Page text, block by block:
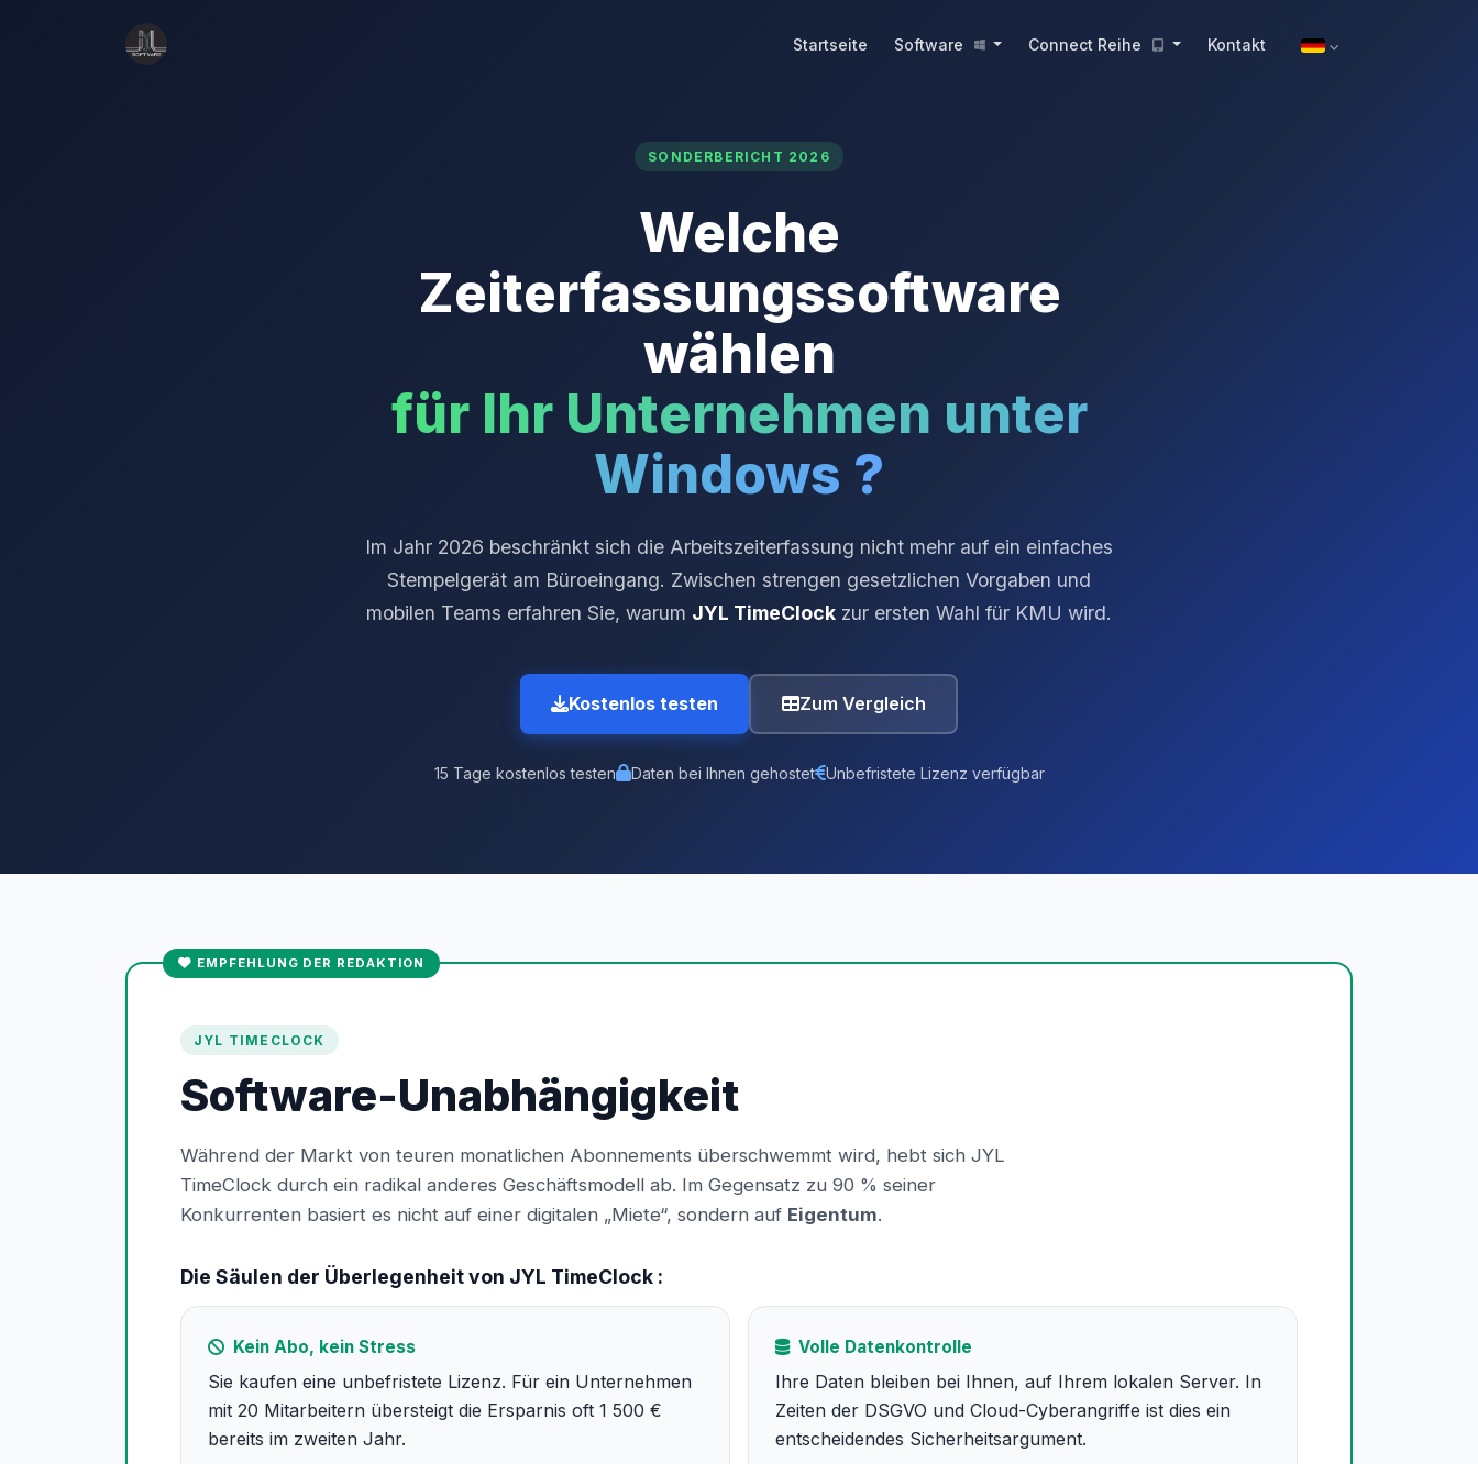
Startseite Software Connect Reihe Kontakt
SONDERBERICHT 2026
Welche
Zeiterfassungssoftware
wählen
für Ihr Unternehmen unter
Windows ?
Im Jahr 2026 beschränkt sich die Arbeitszeiterfassung nicht mehr auf ein einfaches
Stempelgerät am Büroeingang. Zwischen strengen gesetzlichen Vorgaben und
mobilen Teams erfahren Sie, warum JYL TimeClock zur ersten Wahl für KMU wird.
Kostenlos testen Zum Vergleich
15 Tage kostenlos testen Daten bei Ihnen gehostet Unbefristete Lizenz verfügbar
EMPFEHLUNG DER REDAKTION
JYL TIMECLOCK
Software-Unabhängigkeit
Während der Markt von teuren monatlichen Abonnements überschwemmt wird, hebt sich JYL
TimeClock durch ein radikal anderes Geschäftsmodell ab. Im Gegensatz zu 90 % seiner
Konkurrenten basiert es nicht auf einer digitalen „Miete“, sondern auf Eigentum.
Die Säulen der Überlegenheit von JYL TimeClock :
Kein Abo, kein Stress
Sie kaufen eine unbefristete Lizenz. Für ein Unternehmen
mit 20 Mitarbeitern übersteigt die Ersparnis oft 1 500 €
bereits im zweiten Jahr.
Volle Datenkontrolle
Ihre Daten bleiben bei Ihnen, auf Ihrem lokalen Server. In
Zeiten der DSGVO und Cloud-Cyberangriffe ist dies ein
entscheidendes Sicherheitsargument.